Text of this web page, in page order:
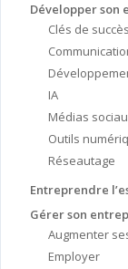
Développer son
Clés de succès
IA
Médias
Outils
Réseautage
Entreprendre
Gérer son
Augmenter
Employer